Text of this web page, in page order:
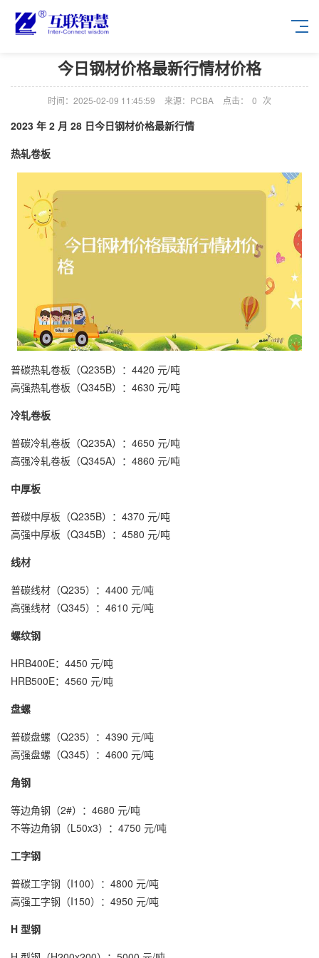
今日钢材价格最新行情材价格
时间：2025-02-09 11:45:59 来源：PCBA 点击： 0 次
2023 年 2 月 28 日今日钢材价格最新行情
热轧卷板
普碳热轧卷板（Q235B）：4420 元/吨
高强热轧卷板（Q345B）：4630 元/吨
冷轧卷板
普碳冷轧卷板（Q235A）：4650 元/吨
高强冷轧卷板（Q345A）：4860 元/吨
中厚板
普碳中厚板（Q235B）：4370 元/吨
高强中厚板（Q345B）：4580 元/吨
线材
普碳线材（Q235）：4400 元/吨
高强线材（Q345）：4610 元/吨
螺纹钢
HRB400E：4450 元/吨
HRB500E：4560 元/吨
盘螺
普碳盘螺（Q235）：4390 元/吨
高强盘螺（Q345）：4600 元/吨
角钢
等边角钢（2#）：4680 元/吨
不等边角钢（L50x3）：4750 元/吨
工字钢
普碳工字钢（I100）：4800 元/吨
高强工字钢（I150）：4950 元/吨
H 型钢